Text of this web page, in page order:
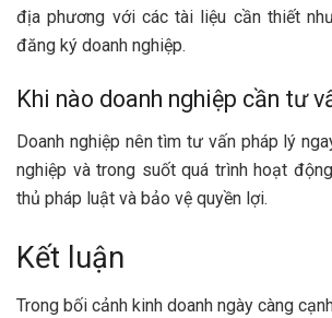
địa phương với các tài liệu cần thiết
đăng ký doanh nghiệp.
Khi nào doanh nghiệp cần tư
Doanh nghiệp nên tìm tư vấn pháp lý
nghiệp và trong suốt quá trình hoạt
thủ pháp luật và bảo vệ quyền lợi.
Kết luận
Trong bối cảnh kinh doanh ngày càng